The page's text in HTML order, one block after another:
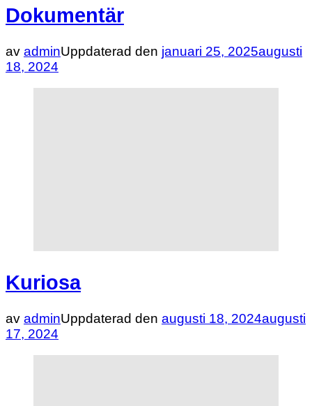
Dokumentär
av adminUppdaterad den januari 25, 2025augusti
18, 2024
Kuriosa
av adminUppdaterad den augusti 18, 2024augusti
17, 2024